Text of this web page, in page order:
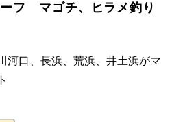
フ マゴチ、ヒラメ釣り
河口、長浜、荒浜、井土浜がマ